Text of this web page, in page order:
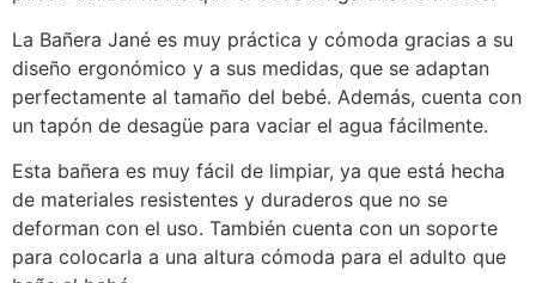
La Bañera Jané es muy práctica y cómoda gracias a su
diseño ergonómico y a sus medidas, que se adaptan
perfectamente al tamaño del bebé. Además, cuenta con
un tapón de desagüe para vaciar el agua fácilmente.
Esta bañera es muy fácil de limpiar, ya que está hecha
de materiales resistentes y duraderos que no se
deforman con el uso. También cuenta con un soporte
para colocarla a una altura cómoda para el adulto que